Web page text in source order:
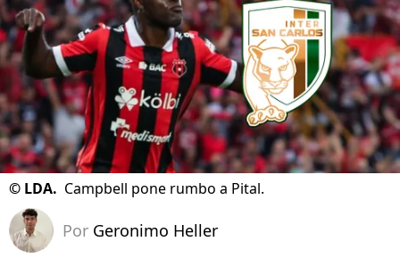
© LDA. Campbell pone rumbo a Pital.
Por Geronimo Heller